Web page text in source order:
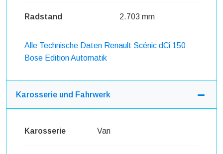
Radstand 2.703 mm
Alle Technische Daten Renault Scénic dCi 150
Bose Edition Automatik
Karosserie und Fahrwerk
Karosserie Van